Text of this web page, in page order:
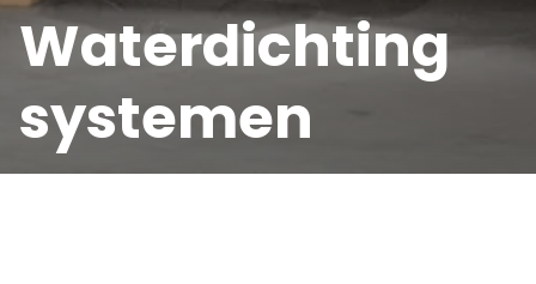
Waterdichting
systemen